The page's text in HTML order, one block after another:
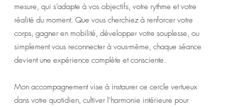
mesure, qui s’adapte à vos objectifs, votre rythme et votre
réalité du moment. Que vous cherchiez à renforcer votre
corps, gagner en mobilité, développer votre souplesse, ou
simplement vous reconnecter à vous-même, chaque séance
devient une expérience complète et consciente.
Mon accompagnement vise à instaurer ce cercle vertueux
dans votre quotidien, cultiver l’harmonie intérieure pour